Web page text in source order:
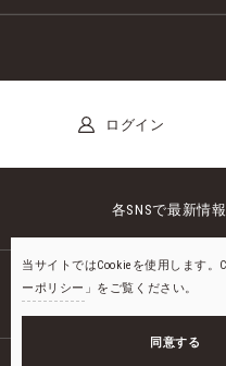
ログイン
各SNSで最新情
当サイトではCookieを使用します。
ーポリシー 」をご覧ください。
同意する